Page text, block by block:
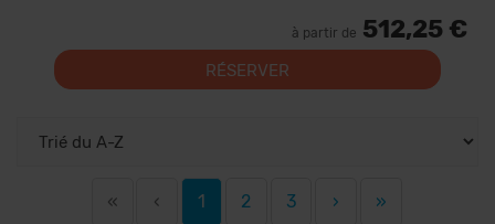
à partir de 512,25 €
RÉSERVER
« ‹ 1 2 3 › »